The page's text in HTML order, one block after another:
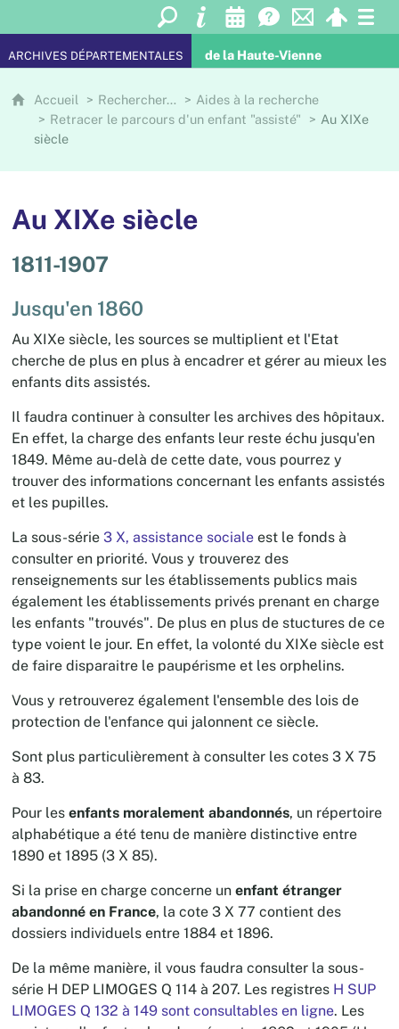
ARCHIVES DÉPARTEMENTALES de la Haute-Vienne
Accueil Rechercher…
Aides à la recherche
Retracer le parcours d'un enfant "assisté"
Au XIXe
siècle
Au XIXe siècle
1811-1907
Jusqu'en 1860
Au XIXe siècle, les sources se multiplient et l'Etat
cherche de plus en plus à encadrer et gérer au mieux les
enfants dits assistés.
Il faudra continuer à consulter les archives des hôpitaux.
En effet, la charge des enfants leur reste échu jusqu'en
1849. Même au-delà de cette date, vous pourrez y
trouver des informations concernant les enfants assistés
et les pupilles.
La sous-série 3 X, assistance sociale est le fonds à
consulter en priorité. Vous y trouverez des
renseignements sur les établissements publics mais
également les établissements privés prenant en charge
les enfants "trouvés". De plus en plus de stuctures de ce
type voient le jour. En effet, la volonté du XIXe siècle est
de faire disparaitre le paupérisme et les orphelins.
Vous y retrouverez également l'ensemble des lois de
protection de l'enfance qui jalonnent ce siècle.
Sont plus particulièrement à consulter les cotes 3 X 75
à 83.
Pour lesenfants moralement abandonnés, un répertoire
alphabétique a été tenu de manière distinctive entre
1890 et 1895 (3 X 85).
Si la prise en charge concerne unenfant étranger
abandonné en France, la cote 3 X 77 contient des
dossiers individuels entre 1884 et 1896.
De la même manière, il vous faudra consulter la sous-
série H DEP LIMOGES Q 114 à 207. Les registres H SUP
LIMOGES Q 132 à 149 sont consultables en ligne. Les